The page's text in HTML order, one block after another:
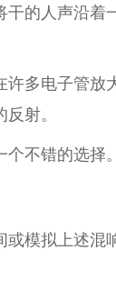
的人声沿
多电子管放
射。
不错的选择。
模拟上述混